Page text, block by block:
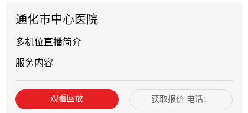
通化市中心医院
多机位直播简介
服务内容
观看回放 获取报价-电话：